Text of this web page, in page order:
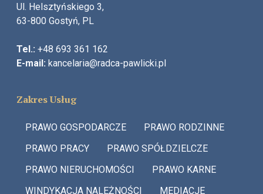
Ul. Helsztyńskiego 3,
63-800 Gostyń, PL
Tel.: +48 693 361 162
E-mail: kancelaria@radca-pawlicki.pl
Zakres Usług
PRAWO GOSPODARCZE
PRAWO RODZINNE
PRAWO PRACY
PRAWO SPÓŁDZIELCZE
PRAWO NIERUCHOMOŚCI
PRAWO KARNE
WINDYKACJA NALEŻNOŚCI
MEDIACJE